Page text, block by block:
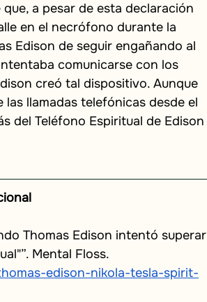
a pesar de esta declaración
en el necrófono durante la
Edison de seguir engañando al
comunicarse con los
creó tal dispositivo. Aunque
llamadas telefónicas desde el
del Teléfono Espiritual de Edison
Thomas Edison intentó superar
Mental Floss.
edison-nikola-tesla-spirit-